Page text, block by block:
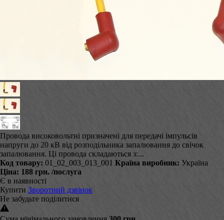
Провода високовольтні призначені для передачі імпульсів
напруги до 20 кВ від розподільника запалювання до свічок
запалювання. Ці провода складаються з:...
Код товару: 01_02_003_013_001 Країна виробник: Україна
Ціна: 188 грн. /послуга
Є в наявності
Купити Зворотний дзвінок
Не забудьте поділитися